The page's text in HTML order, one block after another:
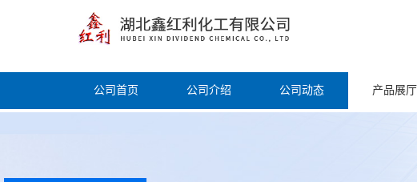
公司首页 公司介绍 公司动态 产品展厅